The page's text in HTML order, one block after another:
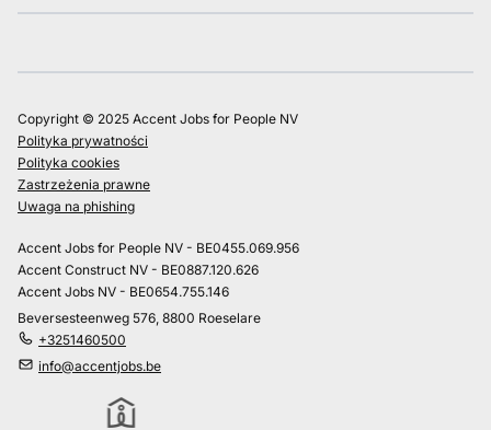
Copyright © 2025 Accent Jobs for People NV
Polityka prywatności
Polityka cookies
Zastrzeżenia prawne
Uwaga na phishing
Accent Jobs for People NV - BE0455.069.956
Accent Construct NV - BE0887.120.626
Accent Jobs NV - BE0654.755.146
Beversesteenweg 576, 8800 Roeselare
+3251460500
info@accentjobs.be